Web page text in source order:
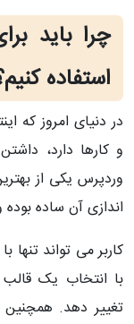
چرا باید
استفاده
در دنیای امروز که
و کارها دارد،
وردپرس یکی از
اندازی آن ساده
کاربر می‌ تواند
با انتخاب یک
تغییر دهد. همچنین